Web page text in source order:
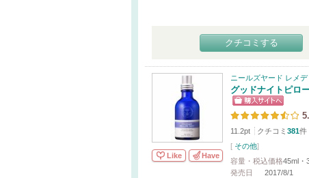
クチコミする
Like Have
ニールズヤード レメ
グッドナイトピロ
11.2pt クチコミ 381件
[ その他]
容量・税込価格45ml・
発売日
2017/8/1